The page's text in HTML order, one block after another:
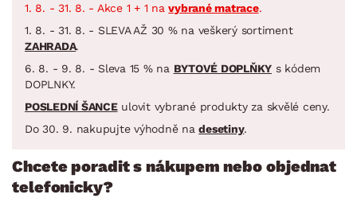
1. 8. - 31. 8. - Akce 1 + 1 navybrané matrace.
1. 8. - 31. 8. - SLEVA AŽ 30 % na veškerý sortiment
ZAHRADA.
6. 8. - 9. 8. - Sleva 15 % na BYTOVÉ DOPLŇKY s kódem
DOPLNKY.
POSLEDNÍ ŠANCEulovit vybrané produkty za skvělé ceny.
Do 30. 9. nakupujte výhodně nadesetiny.
Chcete poradit s nákupem nebo objednat
telefonicky?